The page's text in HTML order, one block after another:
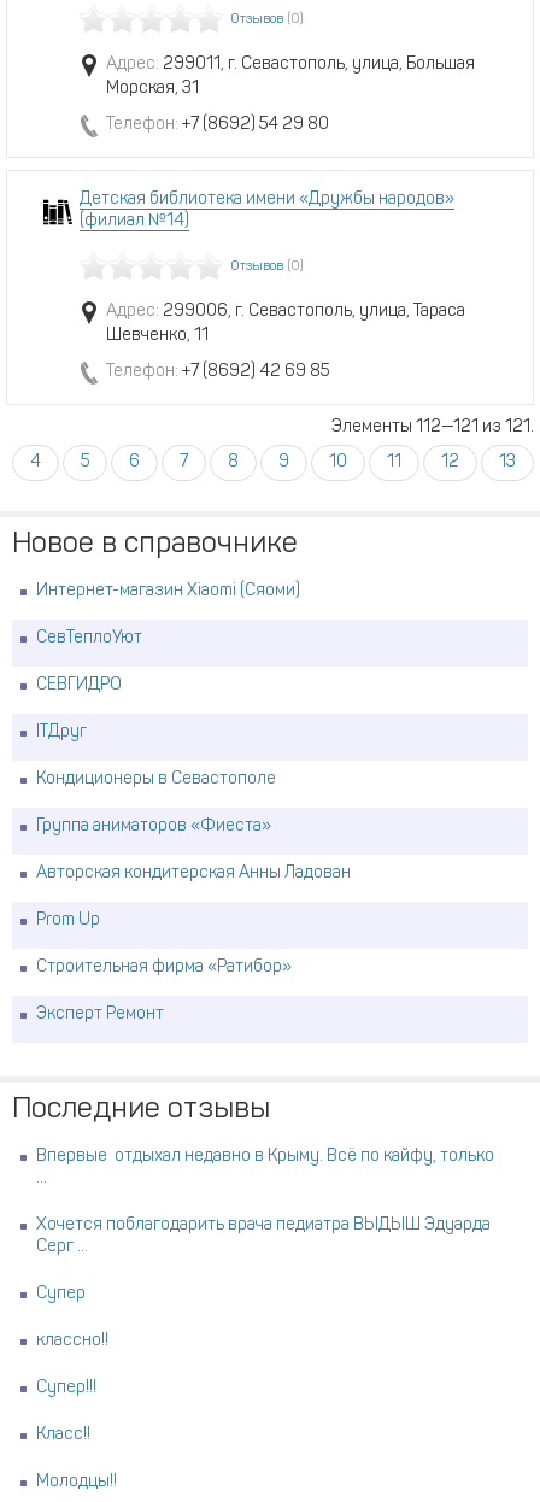
Отзывов (0)
Адрес: 299011, г. Севастополь, улица, Большая
Морская, 31
Телефон: +7 (8692) 54 29 80
Детская библиотека имени «Дружбы народов»
(филиал №14)
Отзывов (0)
Адрес: 299006, г. Севастополь, улица, Тараса
Шевченко, 11
Телефон: +7 (8692) 42 69 85
Элементы 112—121 из 121.
4
5 6 7 8 9 10 11 12 13
Новое в справочнике
Интернет-магазин Xiaomi (Сяоми)
СевТеплоУют
СЕВГИДРО
ITДруг
Кондиционеры в Севастополе
Группа аниматоров «Фиеста»
Авторская кондитерская Анны Ладован
Prom Up
Строительная фирма «Ратибор»
Эксперт Ремонт
Последние отзывы
Впервые отдыхал недавно в Крыму. Всё по кайфу, только
...
Хочется поблагодарить врача педиатра ВЫДЫШ Эдуарда
Серг ...
Супер
классно!!
Супер!!!
Класс!!
Молодцы!!